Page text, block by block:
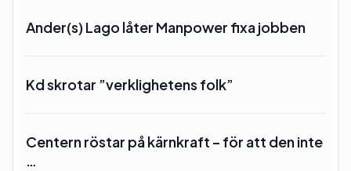
Ander(s) Lago låter Manpower fixa jobben
Kd skrotar ”verklighetens folk”
Centern röstar på kärnkraft – för att den inte
…